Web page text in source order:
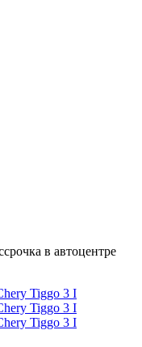
в автоцентре